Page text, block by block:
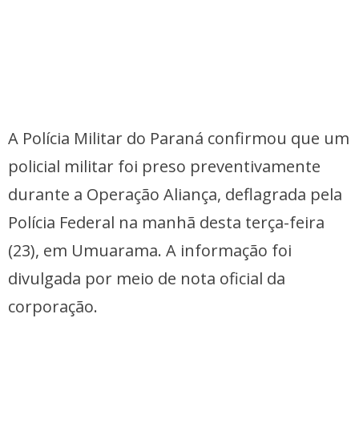
A Polícia Militar do Paraná confirmou que um
policial militar foi preso preventivamente
durante a Operação Aliança, deflagrada pela
Polícia Federal na manhã desta terça-feira
(23), em Umuarama. A informação foi
divulgada por meio de nota oficial da
corporação.